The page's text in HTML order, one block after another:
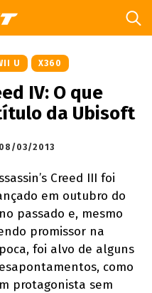
U X360
IV: O que
da Ubisoft
08/03/2013
Creed III foi
em outubro do
passado e, mesmo
promissor na
foi alvo de alguns
como
protagonista sem